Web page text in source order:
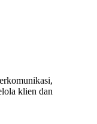
klien dan